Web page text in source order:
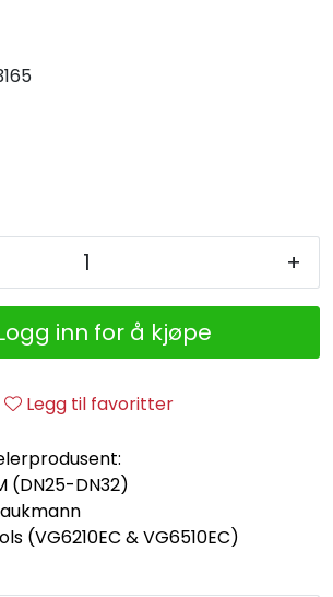
+
inn for å kjøpe
Legg til favoritter
(DN25-DN32)
(VG6210EC & VG6510EC)